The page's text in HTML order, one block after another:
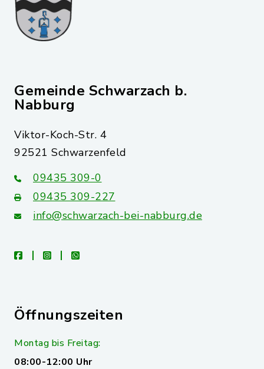
Gemeinde Schwarzach b.
Nabburg
Viktor-Koch-Str. 4
92521 Schwarzenfeld
09435 309-0
09435 309-227
info@schwarzach-bei-nabburg.de
facebookinstagramwhatsapp
Öffnungszeiten
Montag bis Freitag:
08:00-12:00 Uhr